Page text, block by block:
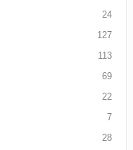
24
127
113
69
22
7
28